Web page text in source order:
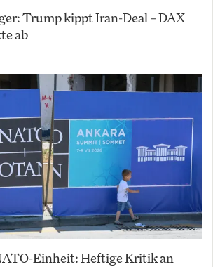
Trump kippt Iran-Deal – DAX
ab
Einheit: Heftige Kritik an